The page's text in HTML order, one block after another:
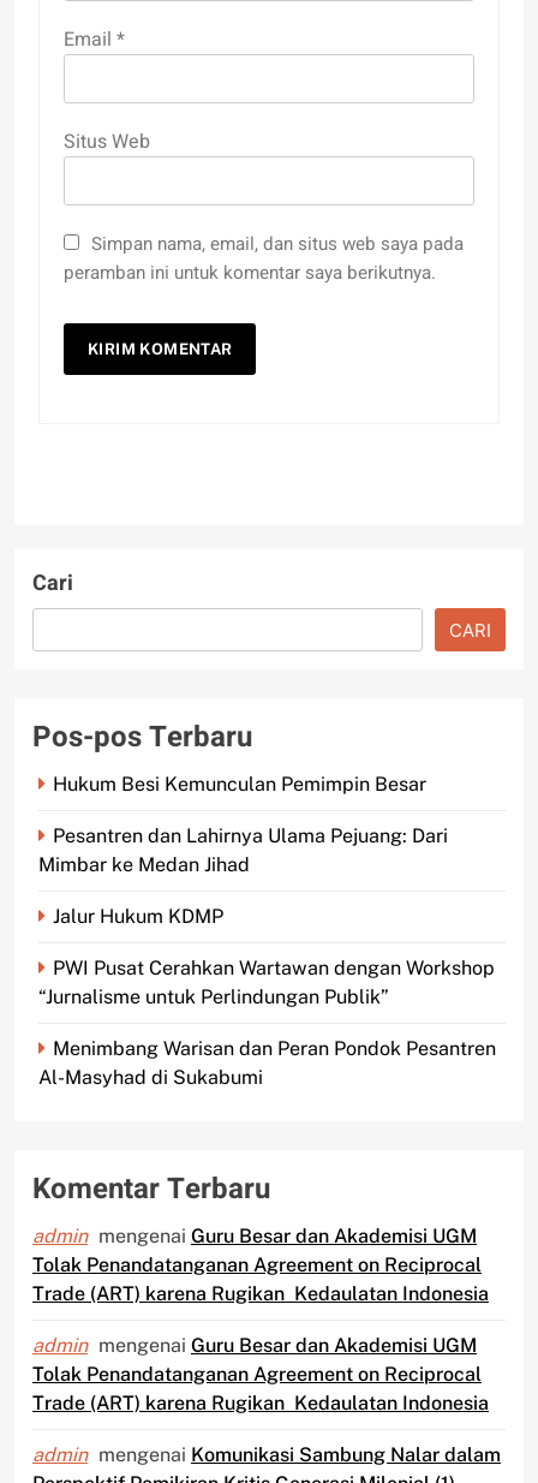
Email *
Situs Web
Simpan nama, email, dan situs web saya pada
peramban ini untuk komentar saya berikutnya.
Cari
CARI
Pos-pos Terbaru
Hukum Besi Kemunculan Pemimpin Besar
Pesantren dan Lahirnya Ulama Pejuang: Dari
Mimbar ke Medan Jihad
Jalur Hukum KDMP
PWI Pusat Cerahkan Wartawan dengan Workshop
“Jurnalisme untuk Perlindungan Publik”
Menimbang Warisan dan Peran Pondok Pesantren
Al-Masyhad di Sukabumi
Komentar Terbaru
admin mengenai Guru Besar dan Akademisi UGM
Tolak Penandatanganan Agreement on Reciprocal
Trade (ART) karena Rugikan Kedaulatan Indonesia
admin mengenai Guru Besar dan Akademisi UGM
Tolak Penandatanganan Agreement on Reciprocal
Trade (ART) karena Rugikan Kedaulatan Indonesia
admin mengenai Komunikasi Sambung Nalar dalam